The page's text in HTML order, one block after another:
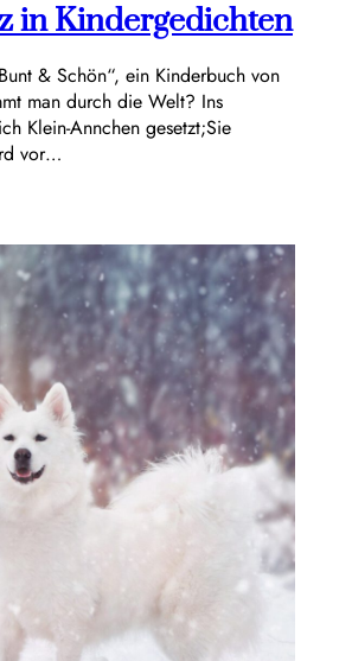
in Kindergedichten
& Schön“, ein Kinderbuch von
man durch die Welt? Ins
Klein-Annchen gesetzt;Sie
vor…